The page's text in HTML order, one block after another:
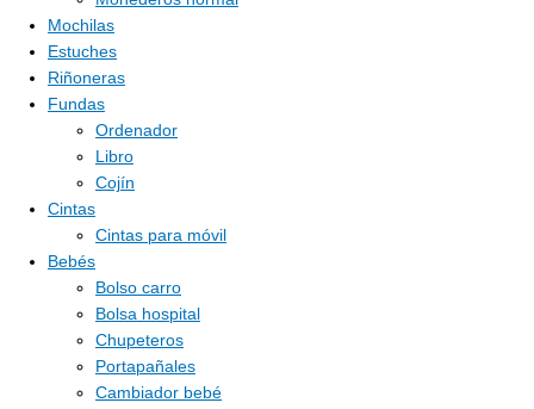
Mochilas
Estuches
Riñoneras
Fundas
Ordenador
Libro
Cojín
Cintas
Cintas para móvil
Bebés
Bolso carro
Bolsa hospital
Chupeteros
Portapañales
Cambiador bebé